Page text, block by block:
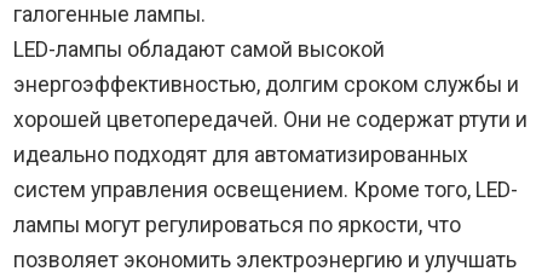
галогенные лампы.
LED-лампы обладают самой высокой
энергоэффективностью, долгим сроком службы и
хорошей цветопередачей. Они не содержат ртути и
идеально подходят для автоматизированных
систем управления освещением. Кроме того, LED-
лампы могут регулироваться по яркости, что
позволяет экономить электроэнергию и улучшать